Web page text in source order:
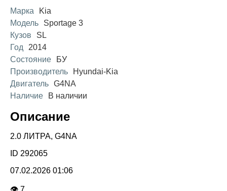
Марка
Kia
Модель
Sportage 3
Кузов
SL
Год
2014
Состояние
БУ
Производитель
Hyundai-Kia
Двигатель G4NA
Наличие
В наличии
Описание
2.0 ЛИТРА, G4NA
ID 292065
07.02.2026 01:06
👁 7